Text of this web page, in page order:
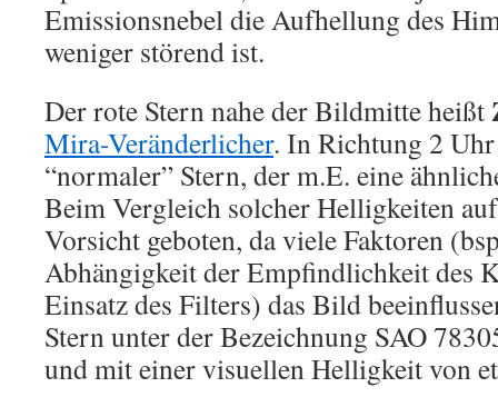
Emissionsnebel die Aufhellung des
weniger störend ist.
Der rote Stern nahe der Bildmitte heißt
Mira-Veränderlicher. In Richtung 2
“normaler” Stern, der m.E. eine
Beim Vergleich solcher Helligkeiten
Vorsicht geboten, da viele Faktoren
Abhängigkeit der Empfindlichkeit des
Einsatz des Filters) das Bild
Stern unter der Bezeichnung SAO
und mit einer visuellen Helligkeit von